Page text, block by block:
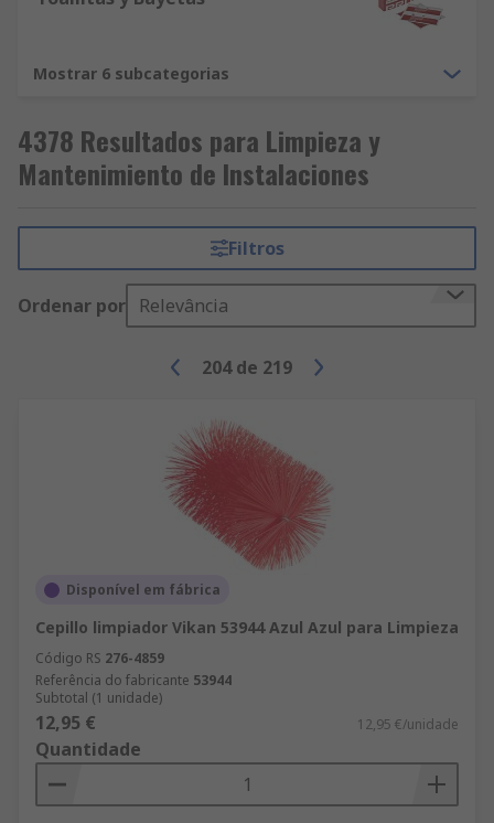
Mostrar 6 subcategorias
4378 Resultados para Limpieza y
Mantenimiento de Instalaciones
Filtros
Ordenar por Relevância
204 de 219
Disponível em fábrica
Cepillo limpiador Vikan 53944 Azul Azul para Limpieza
Código RS 276-4859
Referência do fabricante 53944
Subtotal (1 unidade)
12,95 € 12,95 €/unidade
Quantidade